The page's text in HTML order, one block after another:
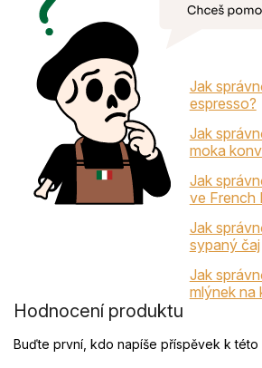
Jak
espresso?
Jak
moka
Jak
ve French
Jak
sypaný čaj
Jak
mlýnek na
Hodnocení produktu
Buďte první, kdo napíše příspěvek k této